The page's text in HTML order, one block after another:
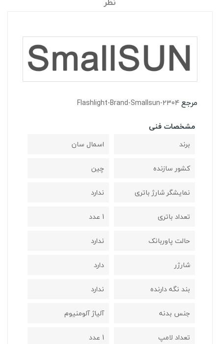
مرجعFlashlight-Brand-Smallsun-2304
مشخصات فنی
برند
اسمال سان
کشور سازنده
چین
نمایشگر شارژ باتری
ندارد
تعداد باتری
1 عدد
حالت پاوربانک
ندارد
شارژر
دارد
بند نگه دارنده
ندارد
جنس بدنه
آلیاژ آلومنیوم
تعداد لامپ
1 عدد